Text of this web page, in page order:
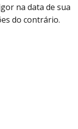
na data de sua
do contrário.